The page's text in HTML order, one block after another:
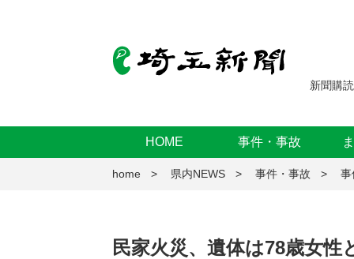
新聞購読
HOME 事件・事故
home 県内NEWS 事件・事故 事
民家火災、遺体は78歳女